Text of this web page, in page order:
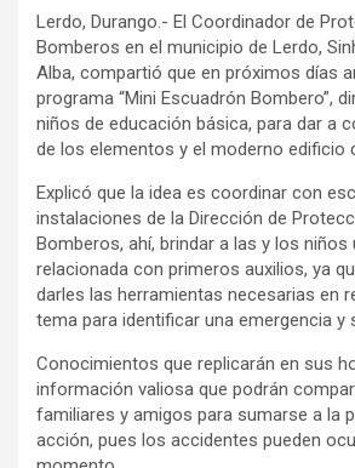
Lerdo, Durango.- El Coordinador de
Bomberos en el municipio de Lerdo,
Alba, compartió que en próximos días
programa “Mini Escuadrón Bombero”,
niños de educación básica, para dar a
de los elementos y el moderno edificio
Explicó que la idea es coordinar con
instalaciones de la Dirección de
Bomberos, ahí, brindar a las y los niños
relacionada con primeros auxilios, ya
darles las herramientas necesarias en
tema para identificar una emergencia y
Conocimientos que replicarán en sus
información valiosa que podrán
familiares y amigos para sumarse a la
acción, pues los accidentes pueden